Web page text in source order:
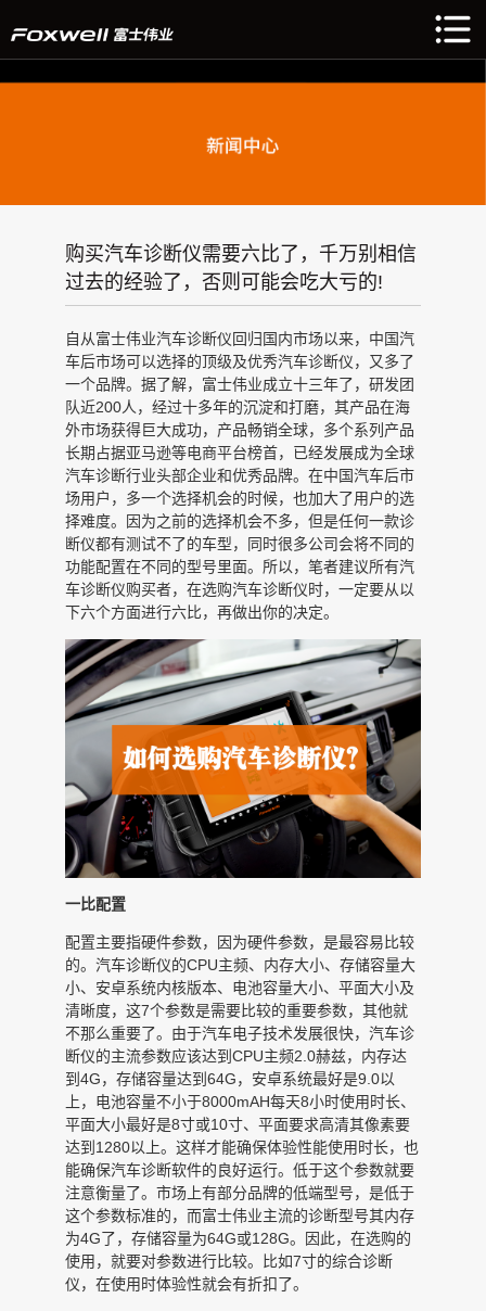
购买汽车诊断仪需要六比了，千万别相信
过去的经验了，否则可能会吃大亏的!
自从富士伟业汽车诊断仪回归国内市场以来，中国汽
车后市场可以选择的顶级及优秀汽车诊断仪，又多了
一个品牌。据了解，富士伟业成立十三年了，研发团
队近200人，经过十多年的沉淀和打磨，其产品在海
外市场获得巨大成功，产品畅销全球，多个系列产品
长期占据亚马逊等电商平台榜首，已经发展成为全球
汽车诊断行业头部企业和优秀品牌。在中国汽车后市
场用户，多一个选择机会的时候，也加大了用户的选
择难度。因为之前的选择机会不多，但是任何一款诊
断仪都有测试不了的车型，同时很多公司会将不同的
功能配置在不同的型号里面。所以，笔者建议所有汽
车诊断仪购买者，在选购汽车诊断仪时，一定要从以
下六个方面进行六比，再做出你的决定。
一比配置
配置主要指硬件参数，因为硬件参数，是最容易比较
的。汽车诊断仪的CPU主频、内存大小、存储容量大
小、安卓系统内核版本、电池容量大小、平面大小及
清晰度，这7个参数是需要比较的重要参数，其他就
不那么重要了。由于汽车电子技术发展很快，汽车诊
断仪的主流参数应该达到CPU主频2.0赫兹，内存达
到4G，存储容量达到64G，安卓系统最好是9.0以
上，电池容量不小于8000mAH每天8小时使用时长、
平面大小最好是8寸或10寸、平面要求高清其像素要
达到1280以上。这样才能确保体验性能使用时长，也
能确保汽车诊断软件的良好运行。低于这个参数就要
注意衡量了。市场上有部分品牌的低端型号，是低于
这个参数标准的，而富士伟业主流的诊断型号其内存
为4G了，存储容量为64G或128G。因此，在选购的
使用，就要对参数进行比较。比如7寸的综合诊断
仪，在使用时体验性就会有折扣了。